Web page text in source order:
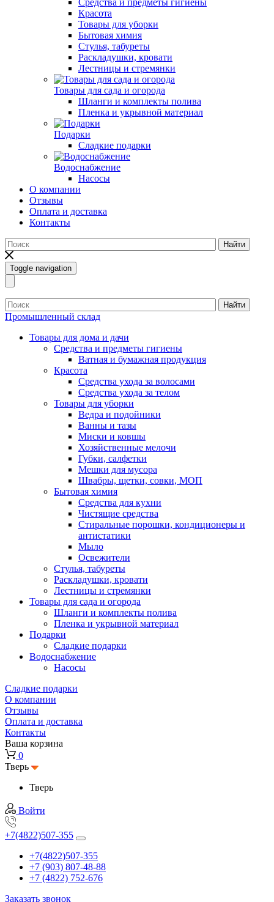
Красота
Товары для уборки
Бытовая химия
Стулья, табуреты
Раскладушки, кровати
Лестницы и стремянки
Товары для сада и огорода
Шланги и комплекты полива
Пленка и укрывной материал
Подарки
Cладкие подарки
Водоснабжение
Насосы
О компании
Отзывы
Оплата и доставка
Контакты
Найти
Toggle navigation
Найти
Промышленный склад
Товары для дома и дачи
Средства и предметы гигиены
Ватная и бумажная продукция
Красота
Средства ухода за волосами
Средства ухода за телом
Товары для уборки
Ведра и подойники
Ванны и тазы
Миски и ковшы
Хозяйственные мелочи
Губки, салфетки
Мешки для мусора
Швабры, щетки, совки, МОП
Бытовая химия
Средства для кухни
Чистящие средства
Стиральные порошки, кондиционеры и
антистатики
Мыло
Освежители
Стулья, табуреты
Раскладушки, кровати
Лестницы и стремянки
Товары для сада и огорода
Шланги и комплекты полива
Пленка и укрывной материал
Подарки
Cладкие подарки
Водоснабжение
Насосы
Сладкие подарки
О компании
Отзывы
Оплата и доставка
Контакты
Ваша корзина
0
Тверь
Тверь
Войти
+7(4822)507-355
+7(4822)507-355
+7 (903) 807-48-88
+7 (4822) 752-676
Заказать звонок